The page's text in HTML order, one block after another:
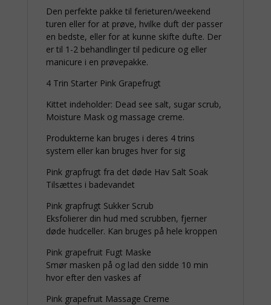
Den perfekte pakke til ferieturen/weekend
turen eller for at prøve, hvilke duft der passer
en bedste, eller for at kunne skifte dufte. Der
er til 1-2 behandlinger til pedicure og eller
manicure i en prøvepakke.
4 Trin Starter Pink Grapefrugt
Kittet indeholder: Dead see salt, sugar scrub,
Moisture Mask og massage creme.
Produkterne kan bruges i deres 4 trins
system eller kan bruges hver for sig
Pink grapfrugt fra det døde Hav Salt Soak
Tilsættes i badevandet
Pink grapfrugt Sukker Scrub
Eksfolierer din hud med scrubben, fjerner
døde hudceller. Kan bruges på hele kroppen
Pink grapefruit Fugt Maske
Smør masken på og lad den sidde 10 min
hvor efter den vaskes af
Pink grapefruit Massage Creme